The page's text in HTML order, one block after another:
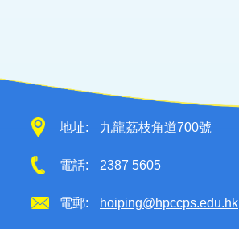
地址: 九龍荔枝角道700號
電話: 2387 5605
電郵: hoiping@hpccps.edu.hk